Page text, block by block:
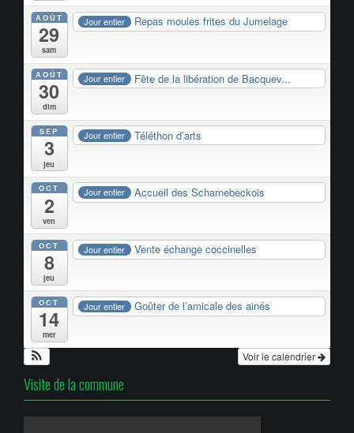
AOÛT
29
sam
Jour entier Repas moules frites du Jumelage
AOÛT
30
dim
Jour entier Fête de la libération de Bacquev...
SEP
3
jeu
Jour entier Téléthon d’arts
OCT
2
ven
Jour entier Accueil des Scharnebeckois
OCT
8
jeu
Jour entier Vente échange coccinelles
OCT
14
mer
Jour entier Goûter de l’amicale des ainés
Voir le calendrier
Visite de la commune